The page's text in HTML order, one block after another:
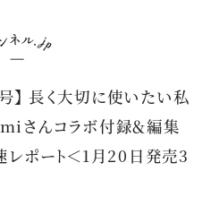
】 長く大切に使いたい私
さんコラボ付録＆編集
ポート＜1月20日発売3